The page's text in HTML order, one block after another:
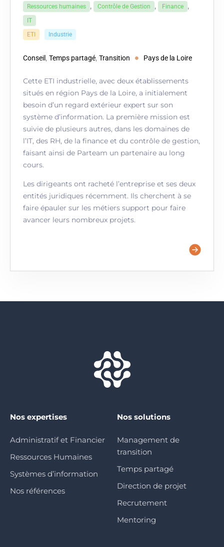
Ressources humaines , Contrôle de Gestion , Finance ,
IT
ETI
Industrie
Conseil , Temps partagé, Transition Pays de la Loire
Cette ETI industrielle, avec deux établissements
situés en région Pays de la Loire, a initialement
besoin d’un regard extérieur expert sur son
système d’information. La première mission est
suivie de plusieurs autres, dans les domaines de
l’IT, des RH, de la finance et du contrôle de gestion,
faisant ainsi de Parteam un partenaire au long
cours.
Les dirigeants ont racheté l’entreprise et ses deux
entités juridiques récemment. Ils cherchent à se
faire épauler sur les métiers support pour faire
avancer leurs nombreux projets.
Nos expertises
Administratif et Financier
Ressources Humaines
Systèmes d’information
Nos références
Nos solutions
Management de
transition
Temps partagé
Direction de projet
Recrutement
Mentoring